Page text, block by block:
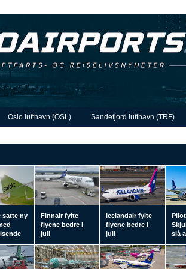
Oslo lufthavn (OSL) Sandefjord lufthavn (TRF)
satte ny
Finnair fylte
flyene bedre i
juli
Icelandair fylte
flyene bedre i
juli
slå